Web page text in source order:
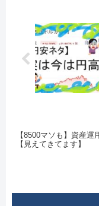
【8500マソも】資産運
【見えてきてます】